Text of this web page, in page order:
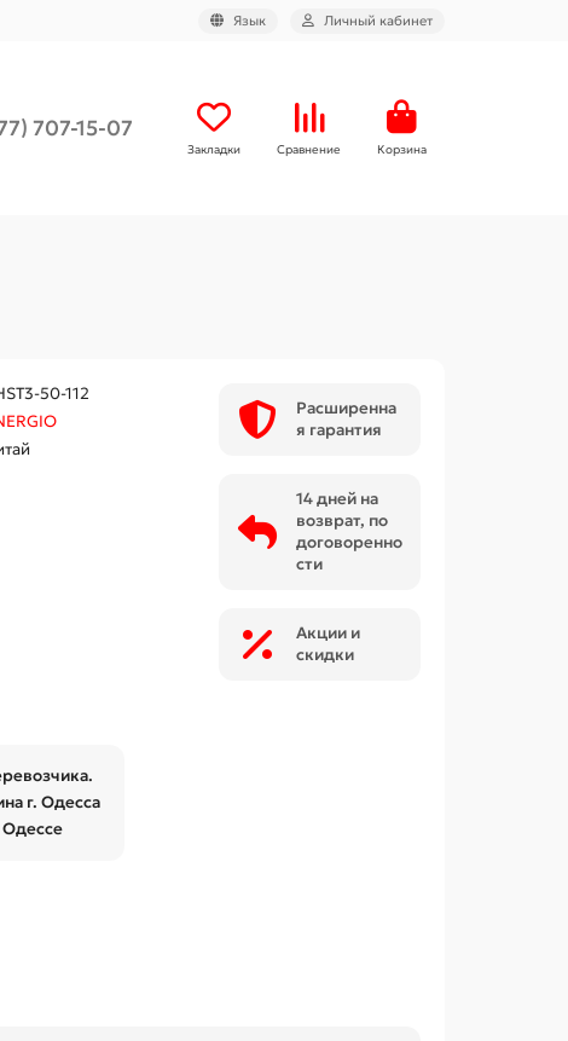
Язык Личный кабинет
707-15-07
Закладки Сравнение Корзина
50-112
г. Одесса
Одессе
Расширенна
я гарантия
14 дней на
возврат, по
договоренно
сти
Акции и
скидки